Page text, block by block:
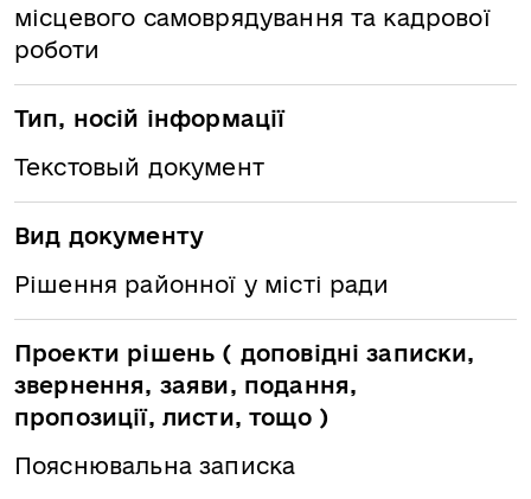
місцевого самоврядування та кадрової
роботи
Тип, носій інформації
Текстовый документ
Вид документу
Рішення районної у місті ради
Проекти рішень ( доповідні записки,
звернення, заяви, подання,
пропозиції, листи, тощо )
Пояснювальна записка